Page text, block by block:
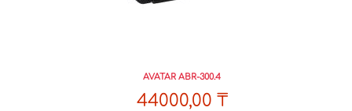
AVATAR ABR-300.4
44000,00 ₸